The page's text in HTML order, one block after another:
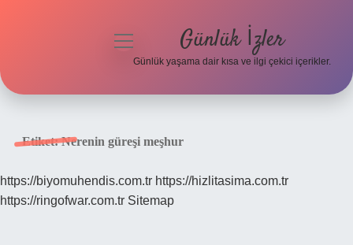
Hakkımızda
menüyü
Günlük İzler
Günlük yaşama dair kısa ve ilgi çekici içerikler.
Etiket:Nerenin güreşi meşhur
https://biyomuhendis.com.tr https://hizlitasima.com.tr
https://ringofwar.com.tr Sitemap